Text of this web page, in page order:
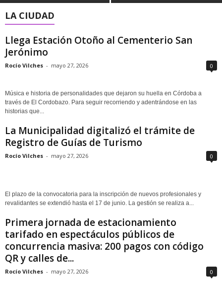
LA CIUDAD
Llega Estación Otoño al Cementerio San
Jerónimo
Rocío Vilches - mayo 27, 2026 0
Música e historia de personalidades que dejaron su huella en Córdoba a
través de El Cordobazo. Para seguir recorriendo y adentrándose en las
historias que...
La Municipalidad digitalizó el trámite de
Registro de Guías de Turismo
Rocío Vilches - mayo 27, 2026 0
El plazo de la convocatoria para la inscripción de nuevos profesionales y
revalidantes se extendió hasta el 17 de junio. La gestión se realiza a...
Primera jornada de estacionamiento
tarifado en espectáculos públicos de
concurrencia masiva: 200 pagos con código
QR y calles de...
Rocío Vilches - mayo 27, 2026 0